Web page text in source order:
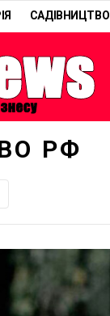
САДІВНИЦТВО
РФ